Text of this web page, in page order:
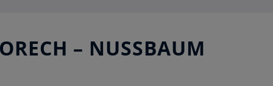
– NUSSBAUM